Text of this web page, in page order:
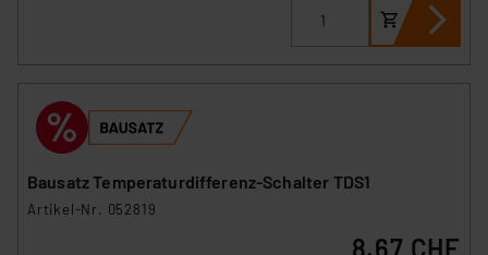
Bausatz Temperaturdifferenz-Schalter TDS1
Artikel-Nr. 052819
8.67 CHF